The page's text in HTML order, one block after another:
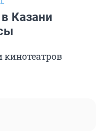
Казани
кинотеатров